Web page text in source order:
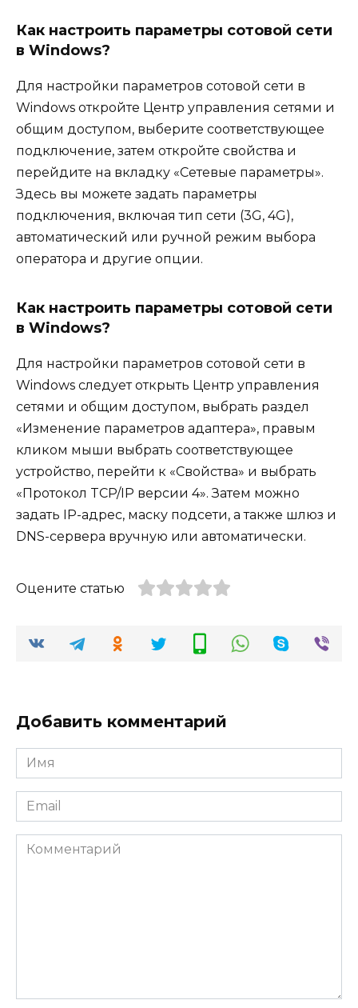
Как настроить параметры сотовой сети
в Windows?
Для настройки параметров сотовой сети в
Windows откройте Центр управления сетями и
общим доступом, выберите соответствующее
подключение, затем откройте свойства и
перейдите на вкладку «Сетевые параметры».
Здесь вы можете задать параметры
подключения, включая тип сети (3G, 4G),
автоматический или ручной режим выбора
оператора и другие опции.
Как настроить параметры сотовой сети
в Windows?
Для настройки параметров сотовой сети в
Windows следует открыть Центр управления
сетями и общим доступом, выбрать раздел
«Изменение параметров адаптера», правым
кликом мыши выбрать соответствующее
устройство, перейти к «Свойства» и выбрать
«Протокол TCP/IP версии 4». Затем можно
задать IP-адрес, маску подсети, а также шлюз и
DNS-сервера вручную или автоматически.
Оцените статью
Добавить комментарий
Имя
*
Email
*
Комментарий